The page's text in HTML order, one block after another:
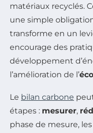
matériaux recyclés.
une simple
transforme en un
encourage des
développement
l’amélioration de l’
Le bilan carbone
étapes : mesurer,
phase de mesure,